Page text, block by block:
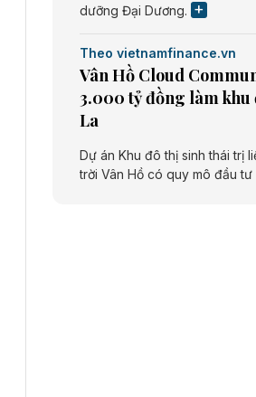
dưỡng Đại Dương.
Theo vietnamfinance.vn
Vân Hồ Cloud
3.000 tỷ đồng làm khu
La
Dự án Khu đô thị sinh thái trị
trời Vân Hồ có quy mô đầu